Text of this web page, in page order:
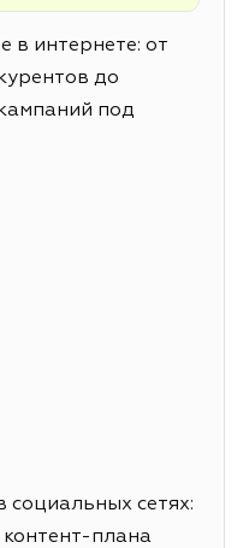
в интернете: от
до
под
социальных сетях:
плана